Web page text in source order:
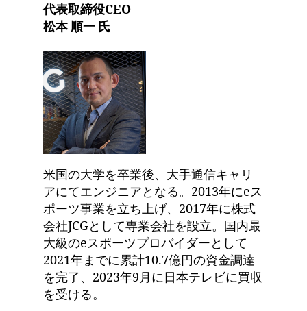
代表取締役CEO
松本 順一 氏
米国の大学を卒業後、大手通信キャリ
アにてエンジニアとなる。2013年にeス
ポーツ事業を立ち上げ、2017年に株式
会社JCGとして専業会社を設立。国内最
大級のeスポーツプロバイダーとして
2021年までに累計10.7億円の資金調達
を完了、2023年9月に日本テレビに買収
を受ける。